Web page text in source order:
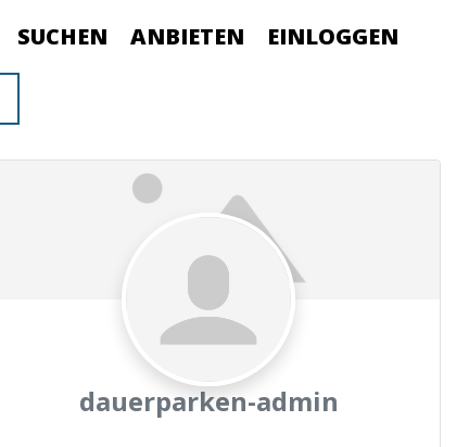
SUCHEN ANBIETEN
EINLOGGEN
dauerparken-admin